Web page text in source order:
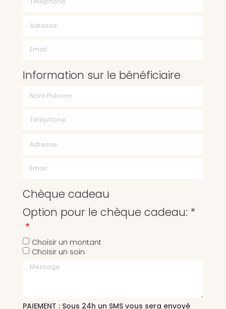
Information sur le bénéficiaire
Chèque cadeau
Option pour le chèque cadeau: *
Choisir un montant
Choisir un soin
Message
PAIEMENT : Sous 24h un SMS vous sera envoyé